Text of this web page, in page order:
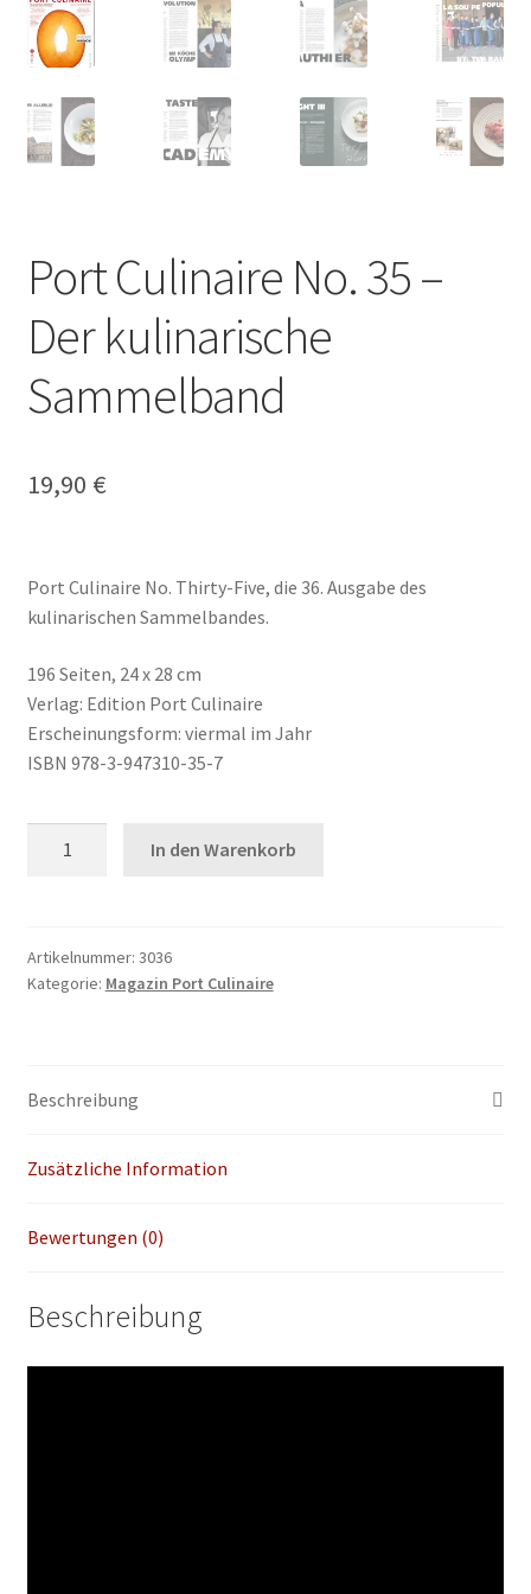
Port Culinaire No. 35 –
Der kulinarische
Sammelband
19,90 €
Port Culinaire No. Thirty-Five, die 36. Ausgabe des
kulinarischen Sammelbandes.
196 Seiten, 24 x 28 cm
Verlag: Edition Port Culinaire
Erscheinungsform: viermal im Jahr
ISBN 978-3-947310-35-7
-
Der
In den Warenkorb
Artikelnummer: 3036
Kategorie: Magazin Port Culinaire
Beschreibung
Zusätzliche Information
Bewertungen (0)
Beschreibung